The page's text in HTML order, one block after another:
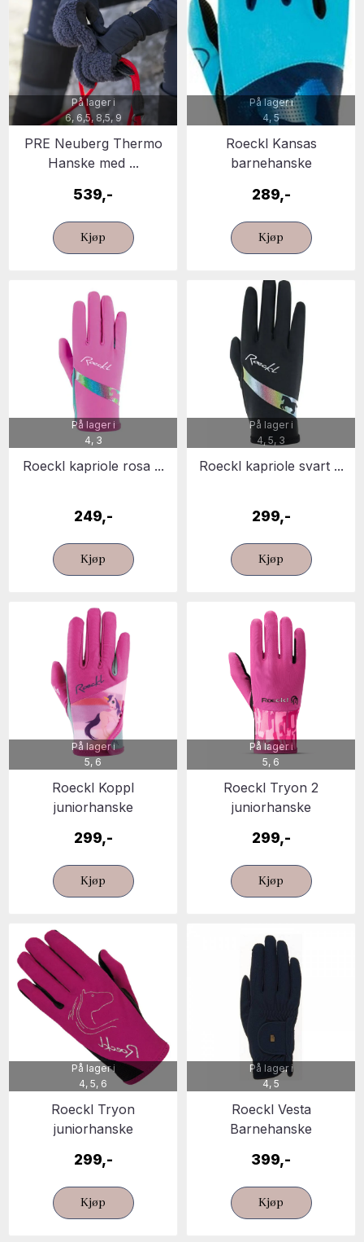
På lager i
6, 6,5, 8,5, 9
PRE Neuberg Thermo
Hanske med ...
539,-
Kjøp
På lager i
4, 5
Roeckl Kansas
barnehanske
289,-
Kjøp
På lager i
4, 3
Roeckl kapriole rosa ...
249,-
Kjøp
På lager i
4, 5, 3
Roeckl kapriole svart ...
299,-
Kjøp
På lager i
5, 6
Roeckl Koppl
juniorhanske
299,-
Kjøp
På lager i
5, 6
Roeckl Tryon 2
juniorhanske
299,-
Kjøp
På lager i
4, 5, 6
Roeckl Tryon
juniorhanske
299,-
Kjøp
På lager i
4, 5
Roeckl Vesta
Barnehanske
399,-
Kjøp